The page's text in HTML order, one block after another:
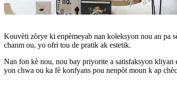
Kouvèti zòrye ki enpèmeyab nan koleksyon nou an pa
chanm ou, yo ofri tou de pratik ak estetik.
Nan fon kè nou, nou bay priyorite a satisfaksyon
yon chwa ou ka fè konfyans pou nenpòt moun k ap